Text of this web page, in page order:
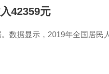
42359元
数据显示，2019年全国居